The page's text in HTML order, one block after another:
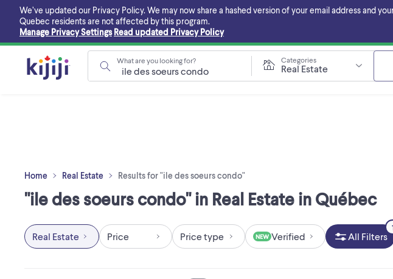
main
content
We’ve updated our Privacy Policy. We may now share a hashed version of your email address and
Quebec residents are not affected by this program.
Manage Privacy Settings Read updated Privacy Policy
What are you looking for? Categories
Real Estate
Home Real Estate Results for "ile des soeurs condo"
"ile des soeurs condo" in Real Estate in Québec
Real Estate Price Price type NEW Verified All Filters